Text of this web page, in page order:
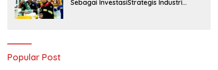
Sebagai InvestasiStrategis Industri
Popular Post